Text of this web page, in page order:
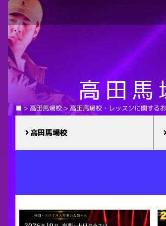
高田
■>高田馬場校> 高田馬場校・レッスンに関する
高田馬場校